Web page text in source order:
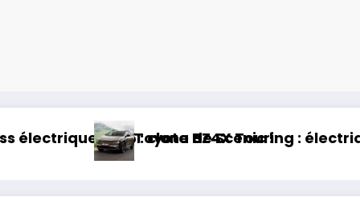
électrique et baroudeur !Essai Swapa ZIP :